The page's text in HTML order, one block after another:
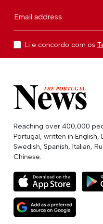
Email address
Li e concordo com os
Reaching over 400,000
Portugal, written in English,
Swedish, Spanish, Italian,
Chinese.